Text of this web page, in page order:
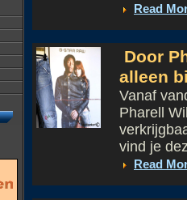
Read
Door
alleen
Vanaf
Pharell
vind je
Read